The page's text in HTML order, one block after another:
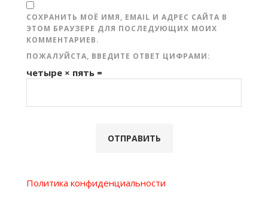
СОХРАНИТЬ МОЁ ИМЯ, EMAIL И АДРЕС САЙТА В
ЭТОМ БРАУЗЕРЕ ДЛЯ ПОСЛЕДУЮЩИХ МОИХ
КОММЕНТАРИЕВ.
ПОЖАЛУЙСТА, ВВЕДИТЕ ОТВЕТ ЦИФРАМИ:
четыре × пять =
Политика конфиденциальности